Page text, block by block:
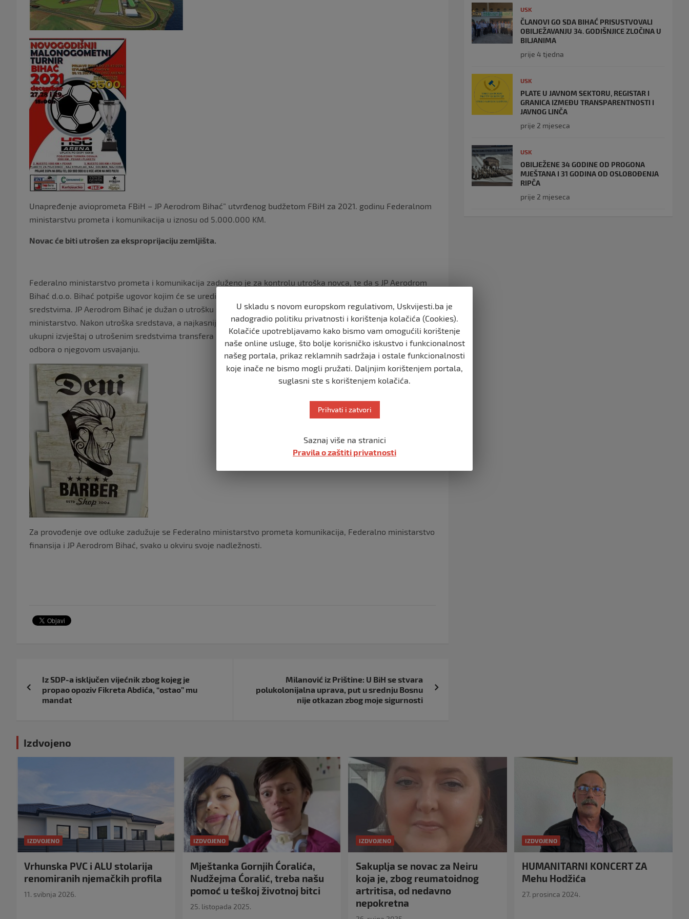
Unapređenje avioprometa FBiH – JP Aerodrom Bihać” utvrđenog budžetom FBiH za 2021. godinu Federalnom
ministarstvu prometa i komunikacija u iznosu od 5.000.000 KM.
Novac će biti utrošen za eksproprijaciju zemljišta.
Federalno ministarstvo prometa i komunikacija zaduženo je za kontrolu utroška novca, te da s JP Aerodrom
Bihać d.o.o. Bihać potpiše ugovor kojim će se urediti način prijenosa sredstava i izvještavanje o utrošenim
sredstvima. JP Aerodrom Bihać je dužan o utrošku sredstava kvartalno izvještavati ovo federalno
ministarstvo. Nakon utroška sredstava, a najkasnije do 28.2.2022. godine, JP Aerodrom Bihać je dužan sačiniti
ukupni izvještaj o utrošenim sredstvima transfera i dostaviti ga Ministarstvu zajedno sa odlukom Nadzornog
odbora o njegovom usvajanju.
Za provođenje ove odluke zadužuje se Federalno ministarstvo prometa komunikacija, Federalno ministarstvo
finansija i JP Aerodrom Bihać, svako u okviru svoje nadležnosti.
objava
Iz SDP-a isključen vijećnik zbog kojeg je
propao opoziv Fikreta Abdića, “ostao” mu
mandat
Milanović iz Prištine: U BiH se stvara
polukolonijalna uprava, put u srednju Bosnu
nije otkazan zbog moje sigurnosti
USK
ČLANOVI GO SDA BIHAĆ PRISUSTVOVALI
OBILJEŽAVANJU 34. GODIŠNJICE ZLOČINA U
BILJANIMA
prije 4 tjedna
USK
PLATE U JAVNOM SEKTORU, REGISTAR I
GRANICA IZMEĐU TRANSPARENTNOSTI I
JAVNOG LINČA
prije 2 mjeseca
USK
OBILJEŽENE 34 GODINE OD PROGONA
MJEŠTANA I 31 GODINA OD OSLOBOĐENJA
RIPČA
prije 2 mjeseca
Izdvojeno
IZDVOJENO
Vrhunska PVC i ALU stolarija
renomiranih njemačkih profila
11. svibnja 2026.
IZDVOJENO
Mještanka Gornjih Ćoralića,
Nudžejma Ćoralić, treba našu
pomoć u teškoj životnoj bitci
25. listopada 2025.
IZDVOJENO
Sakuplja se novac za Neiru
koja je, zbog reumatoidnog
artritisa, od nedavno
nepokretna
IZDVOJENO
HUMANITARNI KONCERT ZA
Mehu Hodžića
27. prosinca 2024.
U skladu s novom europskom regulativom, Uskvijesti.ba je
nadogradio politiku privatnosti i korištenja kolačića (Cookies).
Kolačiće upotrebljavamo kako bismo vam omogućili korištenje
naše online usluge, što bolje korisničko iskustvo i funkcionalnost
našeg portala, prikaz reklamnih sadržaja i ostale funkcionalnosti
koje inače ne bismo mogli pružati. Daljnjim korištenjem portala,
suglasni ste s korištenjem kolačića.
Prihvati i zatvori
Saznaj više na stranici
Pravila o zaštiti privatnosti